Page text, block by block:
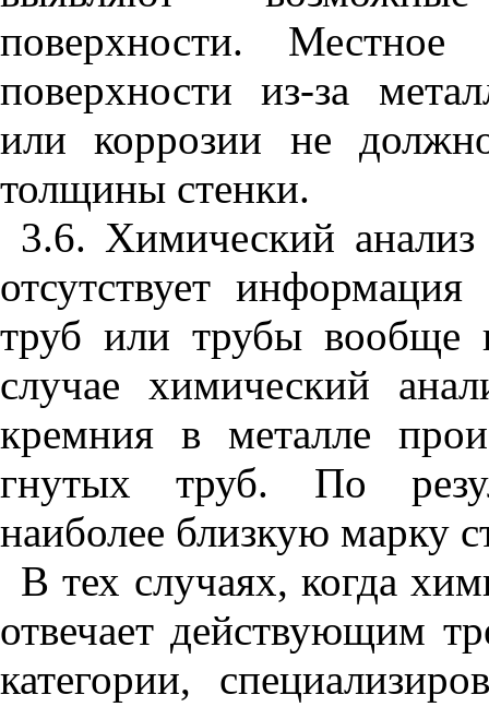
поверхности.
поверхности из-за
или коррозии не
толщины стенки.
3.6. Химический
отсутствует
труб или трубы вообще
случае химический
кремния в металле
гнутых труб. По
наиболее близкую марку
В тех случаях, когда
отвечает действующим
категории,